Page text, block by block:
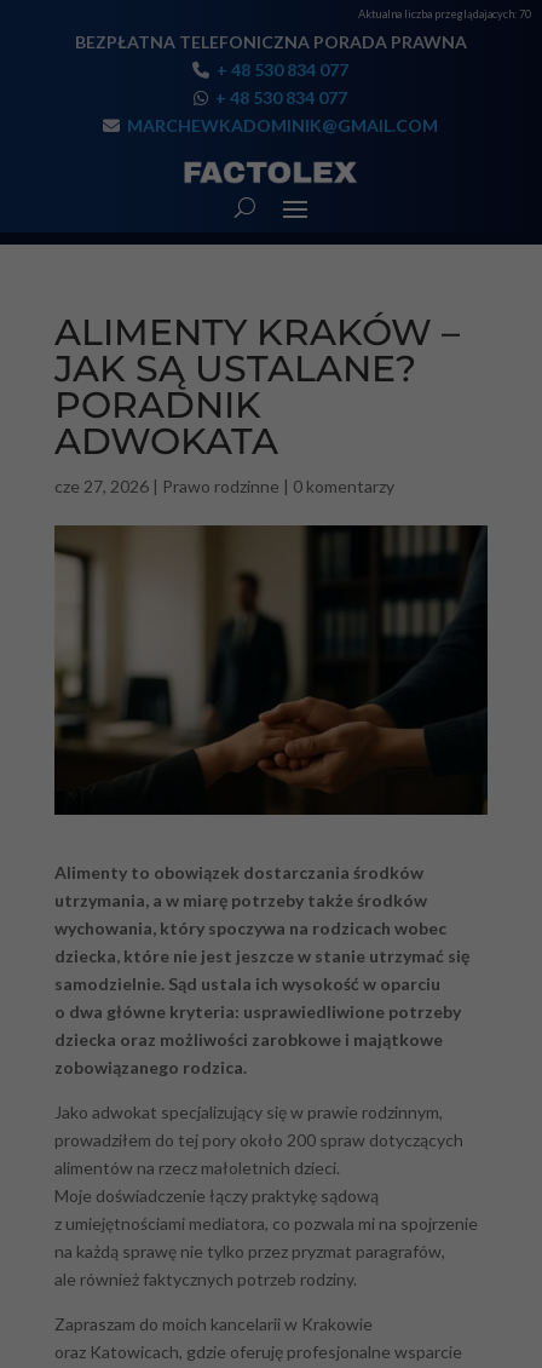
Aktualna liczba przeglądajacych:70
BEZPŁATNA TELEFONICZNA PORADA PRAWNA
+ 48 530 834 077
+ 48 530 834 077
MARCHEWKADOMINIK@GMAIL.COM
ALIMENTY KRAKÓW –
JAK SĄ USTALANE?
PORADNIK
ADWOKATA
cze 27, 2026| Prawo rodzinne | 0 komentarzy
Alimenty to obowiązek dostarczania środków
utrzymania, a w miarę potrzeby także środków
wychowania, który spoczywa na rodzicach wobec
dziecka, które nie jest jeszcze w stanie utrzymać się
samodzielnie. Sąd ustala ich wysokość w oparciu
o dwa główne kryteria: usprawiedliwione potrzeby
dziecka oraz możliwości zarobkowe i majątkowe
zobowiązanego rodzica.
Jako adwokat specjalizujący się w prawie rodzinnym,
prowadziłem do tej pory około 200 spraw dotyczących
alimentów na rzecz małoletnich dzieci.
Moje doświadczenie łączy praktykę sądową
z umiejętnościami mediatora, co pozwala mi na spojrzenie
na każdą sprawę nie tylko przez pryzmat paragrafów,
ale również faktycznych potrzeb rodziny.
Zapraszam do moich kancelarii w Krakowie
oraz Katowicach, gdzie oferuję profesjonalne wsparcie